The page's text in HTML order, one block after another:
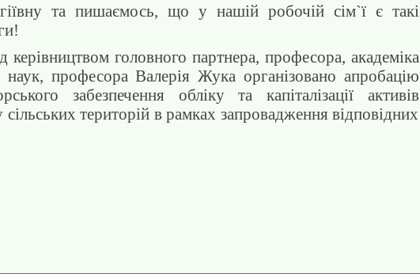
та пишаємось, що у нашій робочій сім`ї є такі
керівництвом головного партнера, професора, академіка
професора Валерія Жука організовано апробацію
забезпечення обліку та капіталізації активів
територій в рамках запровадження відповідних